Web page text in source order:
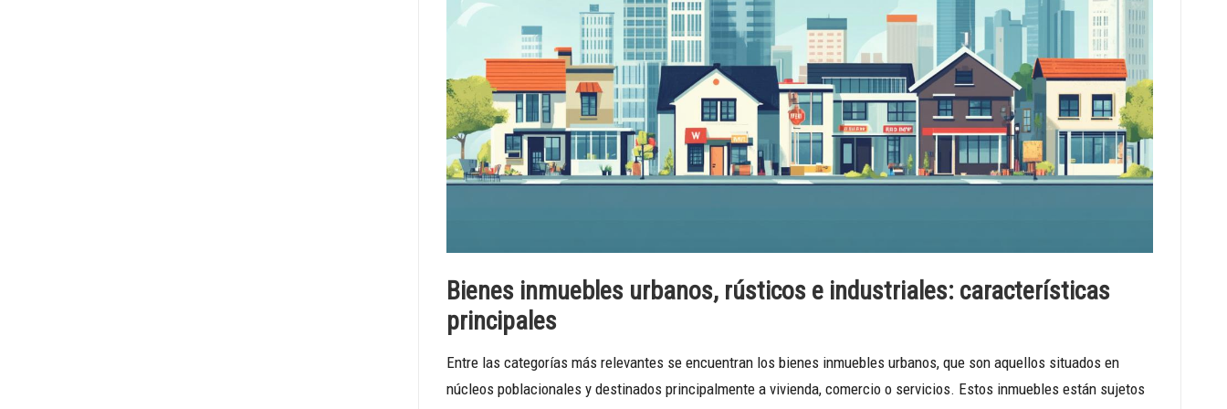
Bienes inmuebles urbanos, rústicos e industriales: características
principales
Entre las categorías más relevantes se encuentran los bienes inmuebles urbanos, que son aquellos situados en
núcleos poblacionales y destinados principalmente a vivienda, comercio o servicios. Estos inmuebles están sujetos